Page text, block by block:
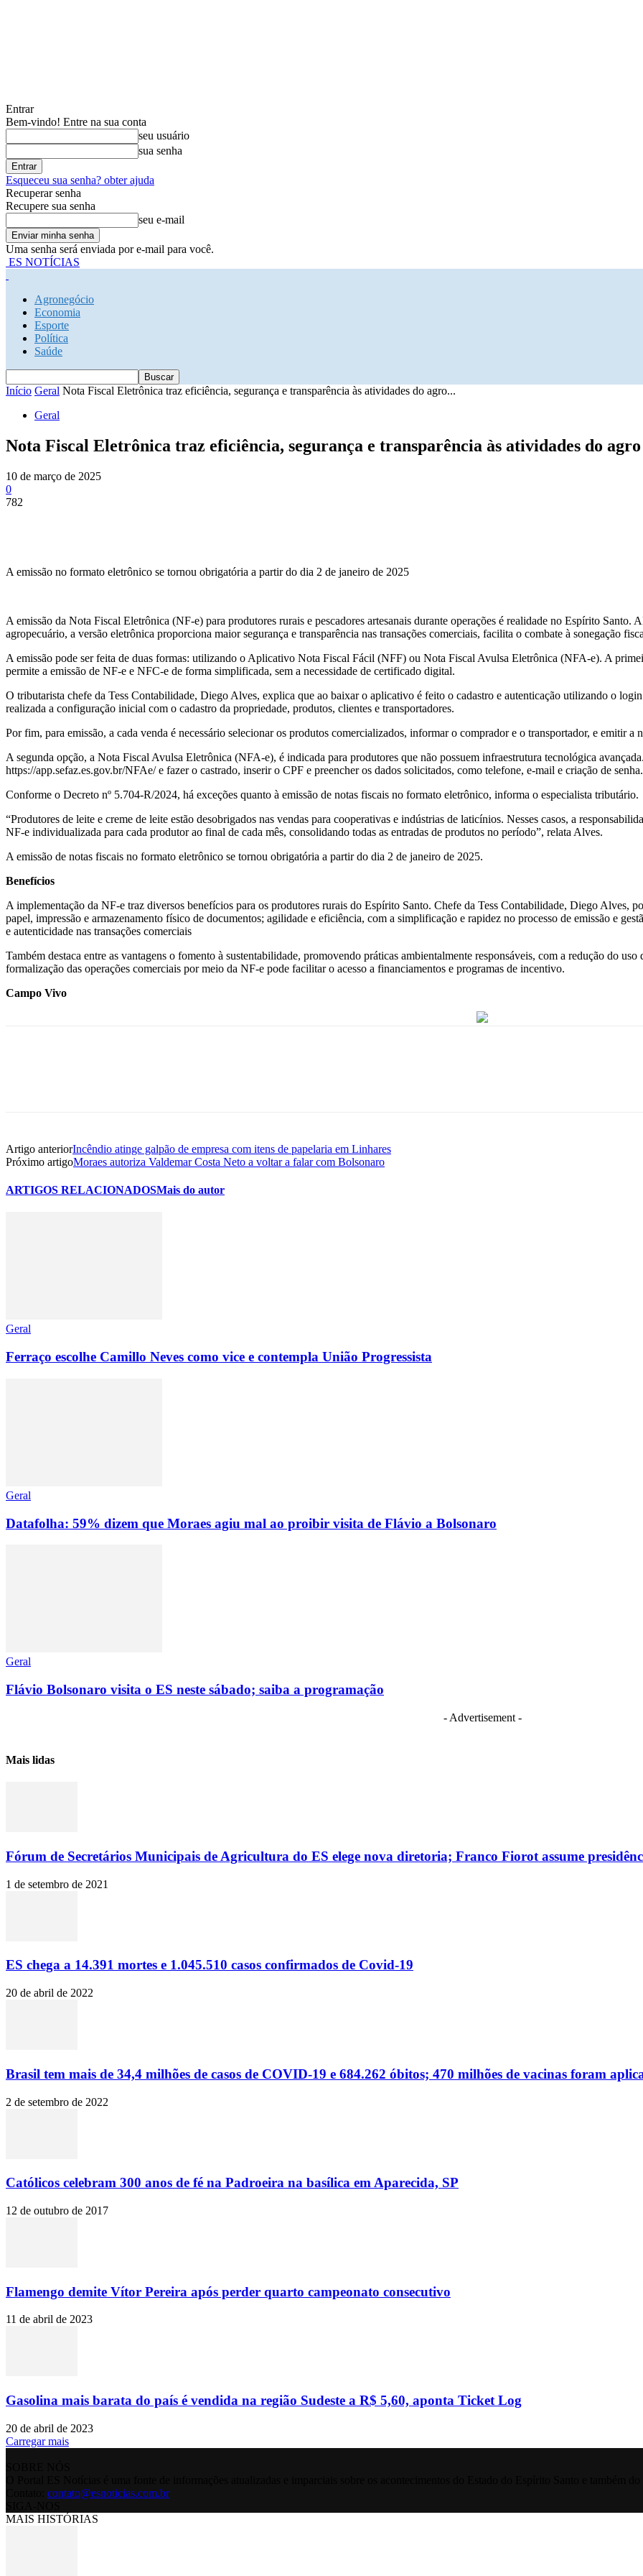
Entrar
Bem-vindo! Entre na sua conta
seu usuário
sua senha
Esqueceu sua senha? obter ajuda
Recuperar senha
Recupere sua senha
seu e-mail
Uma senha será enviada por e-mail para você.
ES NOTÍCIAS
Agronegócio
Economia
Esporte
Política
Saúde
Início Geral Nota Fiscal Eletrônica traz eficiência, segurança e transparência às atividades do agro...
Geral
Nota Fiscal Eletrônica traz eficiência, segurança e transparência às atividades do
10 de março de 2025
0
782
A emissão no formato eletrônico se tornou obrigatória a partir do dia 2 de janeiro de 2025
A emissão da Nota Fiscal Eletrônica (NF-e) para produtores rurais e pescadores artesanais durante operações é realidade no Espírito
agropecuário, a versão eletrônica proporciona maior segurança e transparência nas transações comerciais, facilita o combate à sonegação
A emissão pode ser feita de duas formas: utilizando o Aplicativo Nota Fiscal Fácil (NFF) ou Nota Fiscal Avulsa Eletrônica (NFA-e). A
permite a emissão de NF-e e NFC-e de forma simplificada, sem a necessidade de certificado digital.
O tributarista chefe da Tess Contabilidade, Diego Alves, explica que ao baixar o aplicativo é feito o cadastro e autenticação utilizando o
realizada a configuração inicial com o cadastro da propriedade, produtos, clientes e transportadores.
Por fim, para emissão, a cada venda é necessário selecionar os produtos comercializados, informar o comprador e o transportador, e emitir a
A segunda opção, a Nota Fiscal Avulsa Eletrônica (NFA-e), é indicada para produtores que não possuem infraestrutura tecnológica
https://app.sefaz.es.gov.br/NFAe/ e fazer o castrado, inserir o CPF e preencher os dados solicitados, como telefone, e-mail e criação de
Conforme o Decreto nº 5.704-R/2024, há exceções quanto à emissão de notas fiscais no formato eletrônico, informa o especialista tributário.
“Produtores de leite e creme de leite estão desobrigados nas vendas para cooperativas e indústrias de laticínios. Nesses casos, a
NF-e individualizada para cada produtor ao final de cada mês, consolidando todas as entradas de produtos no período”, relata Alves.
A emissão de notas fiscais no formato eletrônico se tornou obrigatória a partir do dia 2 de janeiro de 2025.
Benefícios
A implementação da NF-e traz diversos benefícios para os produtores rurais do Espírito Santo. Chefe da Tess Contabilidade, Diego Alves,
papel, impressão e armazenamento físico de documentos; agilidade e eficiência, com a simplificação e rapidez no processo de emissão e
e autenticidade nas transações comerciais
Também destaca entre as vantagens o fomento à sustentabilidade, promovendo práticas ambientalmente responsáveis, com a redução do
formalização das operações comerciais por meio da NF-e pode facilitar o acesso a financiamentos e programas de incentivo.
Campo Vivo
Artigo anteriorIncêndio atinge galpão de empresa com itens de papelaria em Linhares
Próximo artigoMoraes autoriza Valdemar Costa Neto a voltar a falar com Bolsonaro
ARTIGOS RELACIONADOSMais do autor
Geral
Ferraço escolhe Camillo Neves como vice e contempla União Progressista
Geral
Datafolha: 59% dizem que Moraes agiu mal ao proibir visita de Flávio a Bolsonaro
Geral
Flávio Bolsonaro visita o ES neste sábado; saiba a programação
- Advertisement -
Mais lidas
Fórum de Secretários Municipais de Agricultura do ES elege nova diretoria; Franco Fiorot assume
1 de setembro de 2021
ES chega a 14.391 mortes e 1.045.510 casos confirmados de Covid-19
20 de abril de 2022
Brasil tem mais de 34,4 milhões de casos de COVID-19 e 684.262 óbitos; 470 milhões de vacinas foram
2 de setembro de 2022
Católicos celebram 300 anos de fé na Padroeira na basílica em Aparecida, SP
12 de outubro de 2017
Flamengo demite Vítor Pereira após perder quarto campeonato consecutivo
11 de abril de 2023
Gasolina mais barata do país é vendida na região Sudeste a R$ 5,60, aponta Ticket Log
20 de abril de 2023
Carregar mais
contato@esnoticias.com.br
MAIS HISTÓRIAS